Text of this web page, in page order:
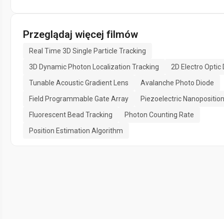
Przeglądaj więcej filmów
Real Time 3D Single Particle Tracking
3D Dynamic Photon Localization Tracking
2D Electro Optic
Tunable Acoustic Gradient Lens
Avalanche Photo Diode
Field Programmable Gate Array
Piezoelectric
Fluorescent Bead Tracking
Photon Counting Rate
Position Estimation Algorithm